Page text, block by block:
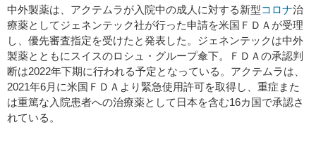
中外製薬は、アクテムラが入院中の成人に対する新型コロナ治
療薬としてジェネンテック社が行った申請を米国ＦＤＡが受理
し、優先審査指定を受けたと発表した。ジェネンテックは中外
製薬とともにスイスのロシュ・グループ傘下。ＦＤＡの承認判
断は2022年下期に行われる予定となっている。アクテムラは、
2021年6月に米国ＦＤＡより緊急使用許可を取得し、重症また
は重篤な入院患者への治療薬として日本を含む16カ国で承認さ
れている。